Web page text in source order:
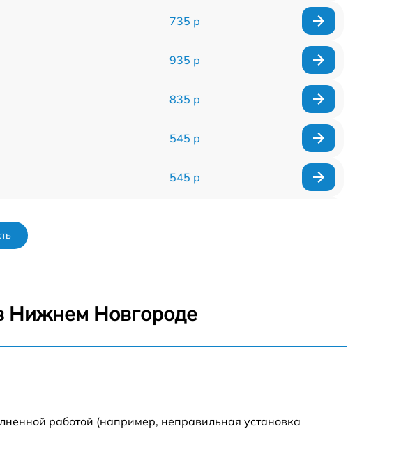
735 р
935 р
835 р
545 р
545 р
Нижнем Новгороде
работой (например, неправильная установка